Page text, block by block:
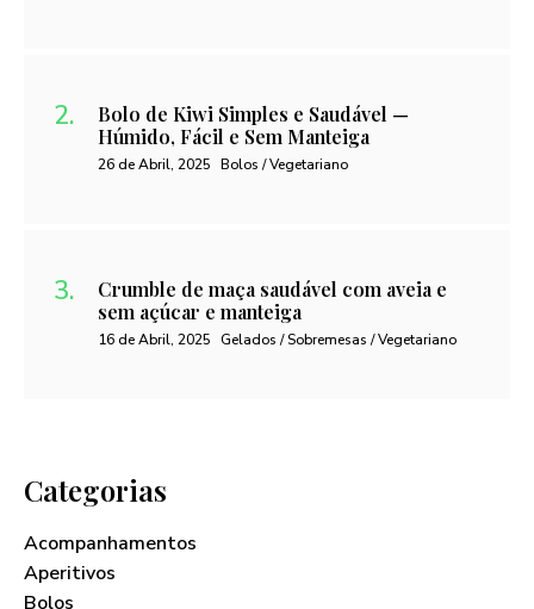
Bolo de Kiwi Simples e Saudável —
Húmido, Fácil e Sem Manteiga
26 de Abril, 2025 Bolos / Vegetariano
Crumble de maça saudável com aveia e
sem açúcar e manteiga
16 de Abril, 2025 Gelados / Sobremesas / Vegetariano
Categorias
Acompanhamentos
Aperitivos
Bolos